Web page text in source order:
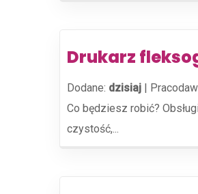
Drukarz
Dodane: dzisiaj |
Co będziesz robić?
czystość,...